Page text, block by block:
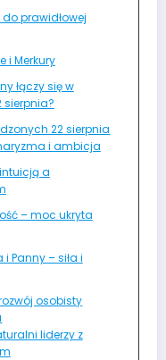
do prawidłowej
i Merkury
łączy się w
22 sierpnia
i ambicja
a
– moc ukryta
i Panny – siła i
osobisty
liderzy z